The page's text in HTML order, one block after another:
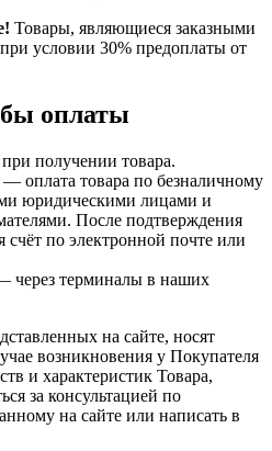
Товары, являющиеся заказными
условии 30% предоплаты от
оплаты
получении товара.
— оплата товара по безналичному
юридическими лицами и
После подтверждения
счёт по электронной почте или
через терминалы в наших
на сайте, носят
возникновения у Покупателя
и характеристик Товара,
за консультацией по
на сайте или написать в